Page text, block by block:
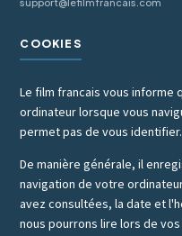
COOKIES
Le film francais vous informe
ordinateur lorsque vous
permet pas de vous identifier.
De manière générale, il
navigation de votre
avez consultées, la date et
nous pourrons lire lors de